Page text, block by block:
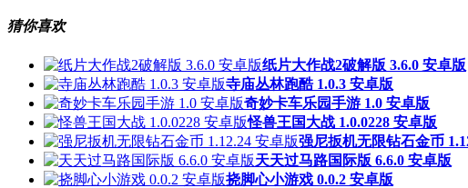
猜你喜欢
纸片大作战2破解版 3.6.0 安卓版
寺庙丛林跑酷 1.0.3 安卓版
奇妙卡车乐园手游 1.0 安卓版
怪兽王国大战 1.0.0228 安卓版
强尼扳机无限钻石金币
天天过马路国际版 6.6.0 安卓版
挠脚心小游戏 0.0.2 安卓版